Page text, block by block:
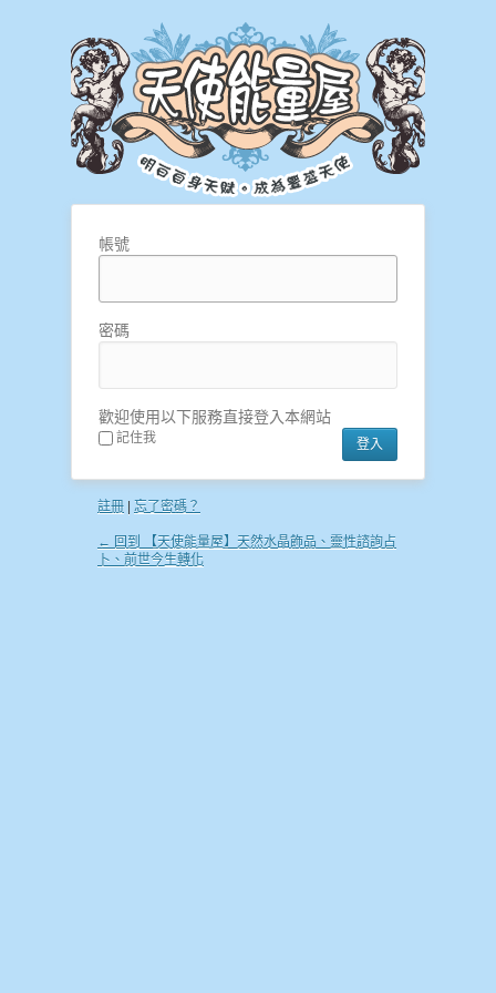
帳號
密碼
歡迎使用以下服務直接登入本網站
記住我
註冊 忘了密碼？
← 回到 【天使能量屋】天然水晶飾品、靈性諮詢占
卜、前世今生轉化